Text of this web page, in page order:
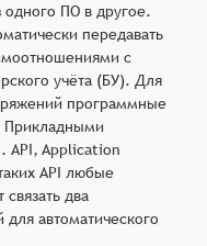
одного ПО в другое.
передавать
с
учёта (БУ). Для
программные
Прикладными
API, Application
API любые
два
автоматического